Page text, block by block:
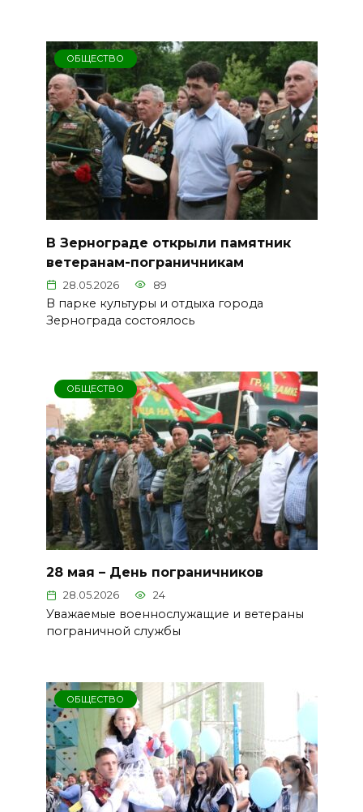
ОБЩЕСТВО
В Зернограде открыли памятник
ветеранам-пограничникам
28.05.2026 89
В парке культуры и отдыха города
Зернограда состоялось
ОБЩЕСТВО
28 мая – День пограничников
28.05.2026 24
Уважаемые военнослужащие и ветераны
пограничной службы
ОБЩЕСТВО